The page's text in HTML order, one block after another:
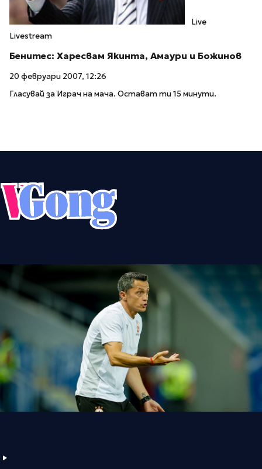
Live
Livestream
Бенитес: Харесвам Якинта, Амаури и Божинов
20 февруари 2007, 12:26
Гласувай за Играч на мача. Остават ти 15 минути.